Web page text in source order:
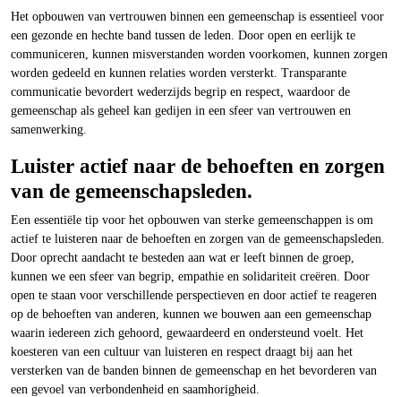
Het opbouwen van vertrouwen binnen een gemeenschap is essentieel voor
een gezonde en hechte band tussen de leden. Door open en eerlijk te
communiceren, kunnen misverstanden worden voorkomen, kunnen zorgen
worden gedeeld en kunnen relaties worden versterkt. Transparante
communicatie bevordert wederzijds begrip en respect, waardoor de
gemeenschap als geheel kan gedijen in een sfeer van vertrouwen en
samenwerking.
Luister actief naar de behoeften en zorgen
van de gemeenschapsleden.
Een essentiële tip voor het opbouwen van sterke gemeenschappen is om
actief te luisteren naar de behoeften en zorgen van de gemeenschapsleden.
Door oprecht aandacht te besteden aan wat er leeft binnen de groep,
kunnen we een sfeer van begrip, empathie en solidariteit creëren. Door
open te staan voor verschillende perspectieven en door actief te reageren
op de behoeften van anderen, kunnen we bouwen aan een gemeenschap
waarin iedereen zich gehoord, gewaardeerd en ondersteund voelt. Het
koesteren van een cultuur van luisteren en respect draagt bij aan het
versterken van de banden binnen de gemeenschap en het bevorderen van
een gevoel van verbondenheid en saamhorigheid.